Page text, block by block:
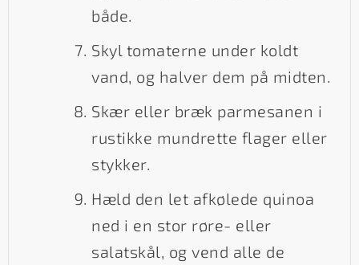
både.
Skyl tomaterne under koldt
vand, og halver dem på midten.
Skær eller bræk parmesanen i
rustikke mundrette flager eller
stykker.
Hæld den let afkølede quinoa
ned i en stor røre- eller
salatskål, og vend alle de